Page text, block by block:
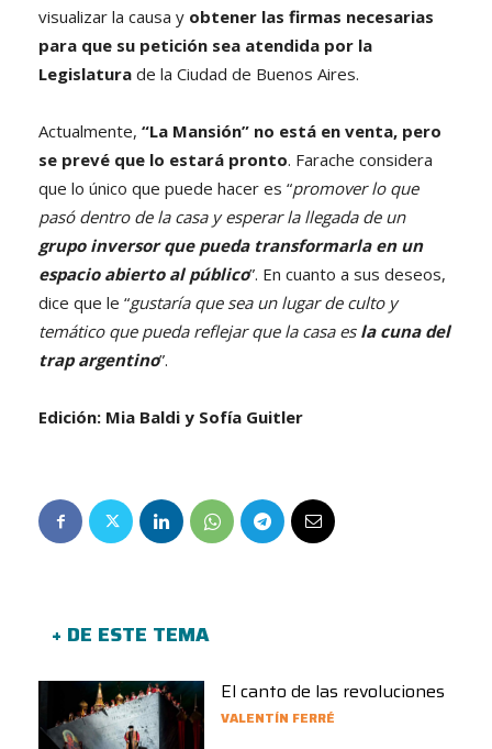
visualizar la causa y obtener las firmas necesarias
para que su petición sea atendida por la
Legislatura de la Ciudad de Buenos Aires.
Actualmente, “La Mansión” no está en venta, pero
se prevé que lo estará pronto. Farache considera
que lo único que puede hacer es “promover lo que
pasó dentro de la casa y esperar la llegada de un
grupo inversor que pueda transformarla en un
espacio abierto al público”. En cuanto a sus deseos,
dice que le “gustaría que sea un lugar de culto y
temático que pueda reflejar que la casa esla cuna del
trap argentino”.
Edición: Mia Baldi y Sofía Guitler
+ DE ESTE TEMA
El canto de las revoluciones
VALENTÍN FERRÉ